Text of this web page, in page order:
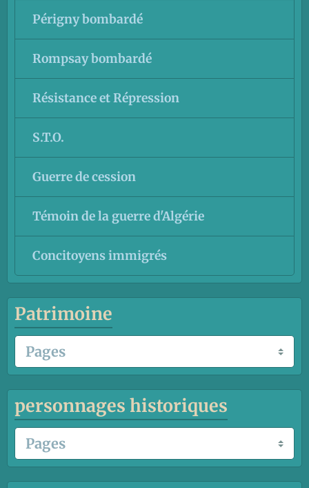
Périgny bombardé
Rompsay bombardé
Résistance et Répression
S.T.O.
Guerre de cession
Témoin de la guerre d'Algérie
Concitoyens immigrés
Patrimoine
personnages historiques